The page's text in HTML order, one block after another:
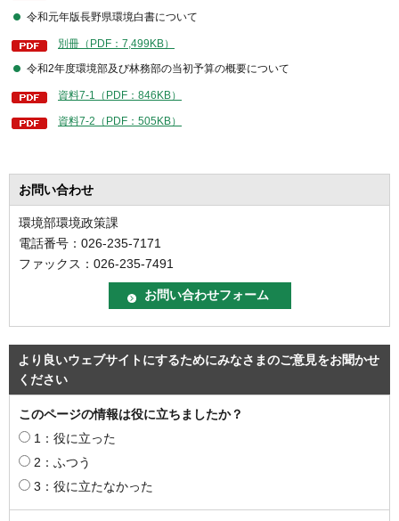
令和元年版長野県環境白書について
別冊（PDF：7,499KB）
令和2年度環境部及び林務部の当初予算の概要について
資料7-1（PDF：846KB）
資料7-2（PDF：505KB）
お問い合わせ
環境部環境政策課
電話番号：026-235-7171
ファックス：026-235-7491
より良いウェブサイトにするためにみなさまのご意見をお聞かせ
ください
このページの情報は役に立ちましたか？
1：役に立った
2：ふつう
3：役に立たなかった